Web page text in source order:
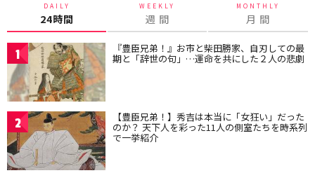
DAILY
24時間
WEEKLY
週 間
MONTHLY
月 間
1 『豊臣兄弟！』お市と柴田勝家、自刃しての最
期と「辞世の句」…運命を共にした２人の悲劇
2 【豊臣兄弟！】秀吉は本当に「女狂い」だった
のか？ 天下人を彩った11人の側室たちを時系列
で一挙紹介